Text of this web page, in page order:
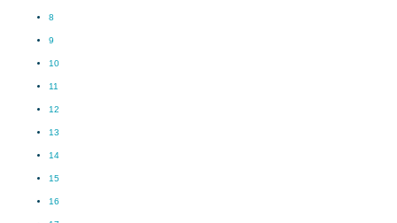
8
9
10
11
12
13
14
15
16